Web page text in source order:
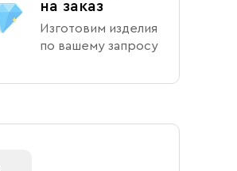
на заказ
Изготовим изделия
по вашему запросу